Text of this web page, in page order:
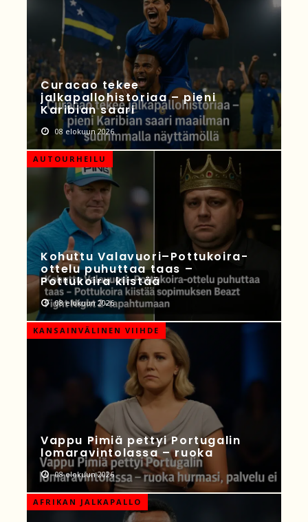
Curacao tekee
jalkapallohistoriaa – pieni
Karibian saari
08 elokuun 2026
AUTOURHEILU
Kohuttu Valavuori–Pottukoira-
ottelu puhuttaa taas –
Pottukoira kiistää
08 elokuun 2026
KANSAINVÄLINEN VIIHDE
Vappu Pimiä pettyi Portugalin
lomaravintolassa – ruoka
08 elokuun 2026
AFRIKAN JALKAPALLO